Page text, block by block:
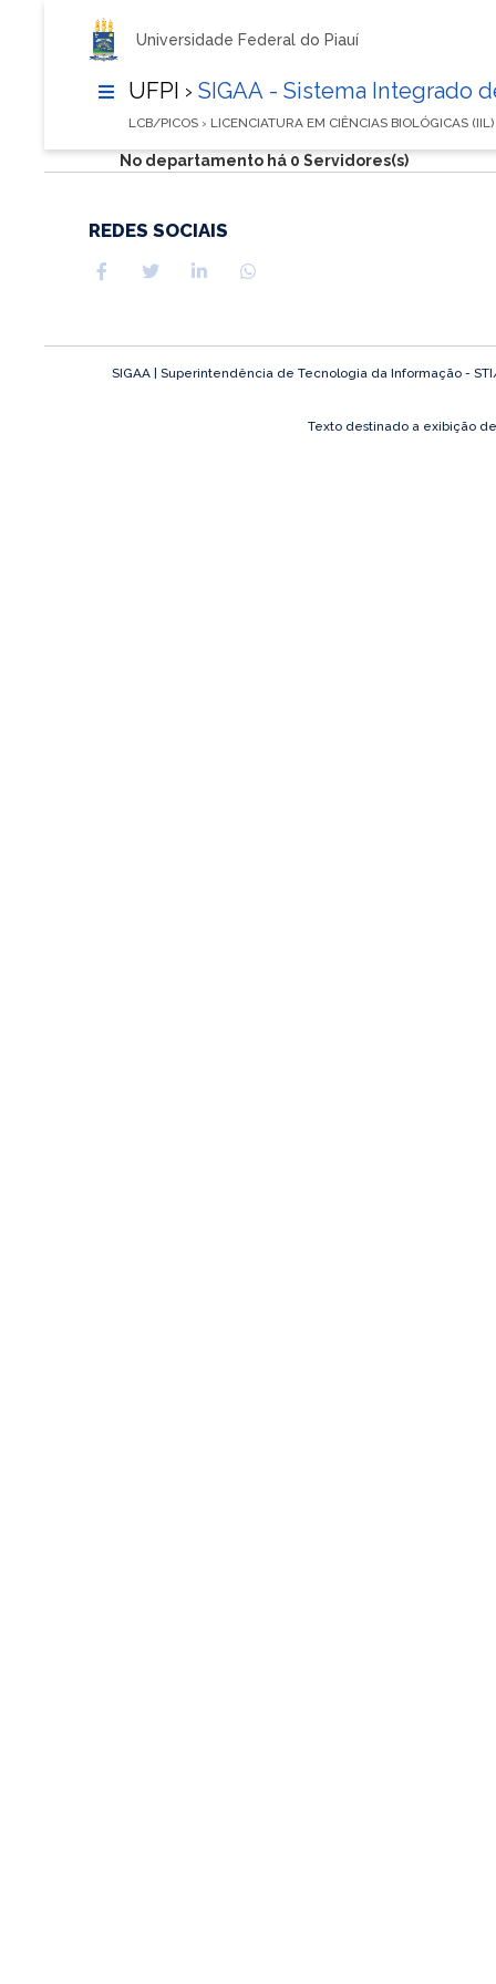
Universidade Federal do Piauí
UFPI › SIGAA - Sistema Integrado
LCB/PICOS › LICENCIATURA EM CIÊNCIAS BIOLÓGICAS
No departamento há 0 Servidores(s)
REDES SOCIAIS
SIGAA | Superintendência de Tecnologia da Informação -
Texto destinado a exibição